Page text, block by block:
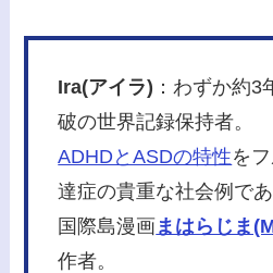
Ira(アイラ) ：わずか約3
破の世界記録保持者。
ADHDとASDの特性を
達症の貴重な社会例で
国際島漫画まはらじま
作者。